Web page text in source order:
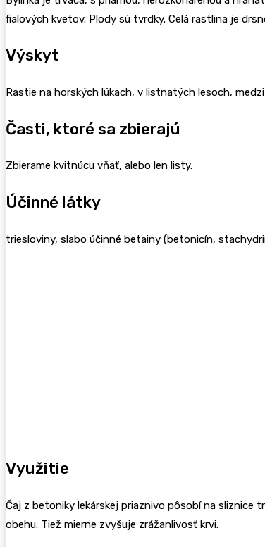
fialových kvetov. Plody sú tvrdky. Celá rastlina je
Výskyt
Rastie na horských lúkach, v listnatých lesoch,
Časti, ktoré sa zbierajú
Zbierame kvitnúcu vňať, alebo len listy.
Účinné látky
triesloviny, slabo účinné betainy (betonicín,
Využitie
Čaj z betoniky lekárskej priaznivo pôsobí na
obehu. Tiež mierne zvyšuje zrážanlivosť krvi.